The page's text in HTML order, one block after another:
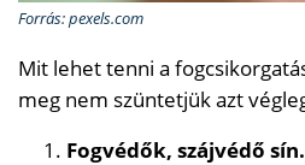
Forrás: pexels.com
Mit lehet tenni a
meg nem szüntetjük azt
Fogvédők, szájvédő sín.